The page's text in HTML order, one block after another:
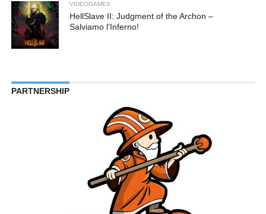
VIDEOGAMES
HellSlave II: Judgment of the Archon –
Salviamo l’Inferno!
PARTNERSHIP